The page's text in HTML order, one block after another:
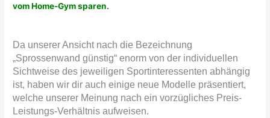
vom Home-Gym sparen.
Da unserer Ansicht nach die Bezeichnung
„Sprossenwand günstig“ enorm von der individuellen
Sichtweise des jeweiligen Sportinteressenten abhängig
ist, haben wir dir auch einige neue Modelle präsentiert,
welche unserer Meinung nach ein vorzügliches Preis-
Leistungs-Verhältnis aufweisen.